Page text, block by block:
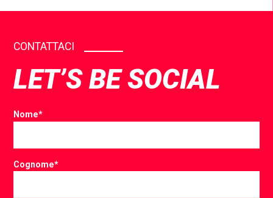
CONTATTACI
LET’S BE SOCIAL
Nome*
Cognome*